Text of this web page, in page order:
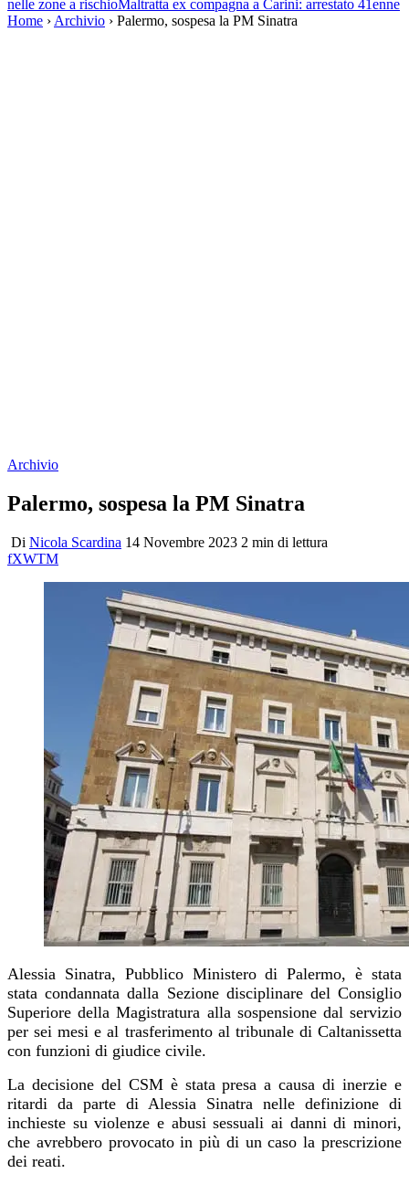
nelle zone a rischioMaltratta ex compagna a Carini: arrestato 41enne
Home › Archivio › Palermo, sospesa la PM Sinatra
Archivio
Palermo, sospesa la PM Sinatra
Di Nicola Scardina 14 Novembre 2023 2 min di lettura
fXWTM
Alessia Sinatra, Pubblico Ministero di Palermo, è stata
stata condannata dalla Sezione disciplinare del Consiglio
Superiore della Magistratura alla sospensione dal servizio
per sei mesi e al trasferimento al tribunale di Caltanissetta
con funzioni di giudice civile.
La decisione del CSM è stata presa a causa di inerzie e
ritardi da parte di Alessia Sinatra nelle definizione di
inchieste su violenze e abusi sessuali ai danni di minori,
che avrebbero provocato in più di un caso la prescrizione
dei reati.